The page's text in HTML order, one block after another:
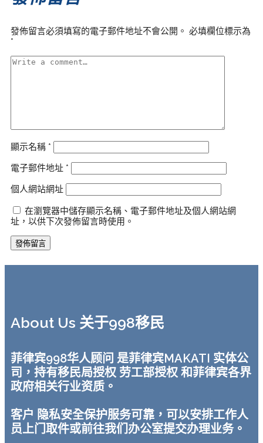
發佈留言必須填寫的電子郵件地址不會公開。 必填欄位標示為
*
顯示名稱 *
電子郵件地址 *
個人網站網址
在瀏覽器中儲存顯示名稱、電子郵件地址及個人網站網
址，以供下次發佈留言時使用。
About Us 关于998移民
菲律宾998华人顾问 是菲律宾MAKATI 实体公
司，持有移民局授权 劳工部授权 和菲律宾各界
政府相关行业资质。
客户 隐私安全保护服务可靠，可以安排工作人
员上门取件或前往我们办公室提交办理业务。